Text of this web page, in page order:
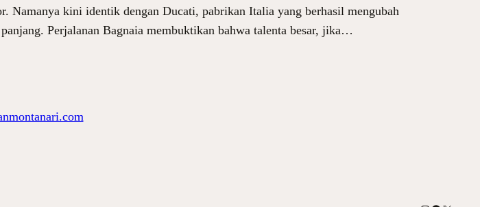
Namanya kini identik dengan Ducati, pabrikan Italia yang berhasil mengubah
Perjalanan Bagnaia membuktikan bahwa talenta besar, jika…